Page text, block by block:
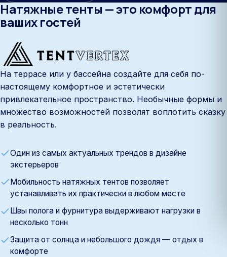
Натяжные тенты — это комфорт для
ваших гостей
На террасе или у бассейна создайте для себя по-
настоящему комфортное и эстетически
привлекательное пространство. Необычные формы и
множество возможностей позволят воплотить сказку
в реальность.
Один из самых актуальных трендов в дизайне
экстерьеров
Мобильность натяжных тентов позволяет
устанавливать их практически в любом месте
Швы полога и фурнитура выдерживают нагрузки в
несколько тонн
Защита от солнца и небольшого дождя — отдых в
комфорте